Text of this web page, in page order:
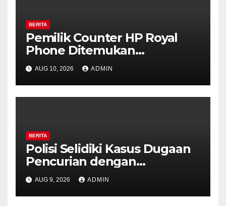
BERITA
Pemilik Counter HP Royal
Phone Ditemukan
Meninggal di Dalam Mobil di
Grobogan, Polisi Dalami
Keterkaitan dengan Kasus
Pencurian.
AUG 10, 2026 ADMIN
BERITA
Polisi Selidiki Kasus Dugaan
Pencurian dengan
Kekerasan di Counter HP
Royal Phone Ambarawa.
AUG 9, 2026 ADMIN